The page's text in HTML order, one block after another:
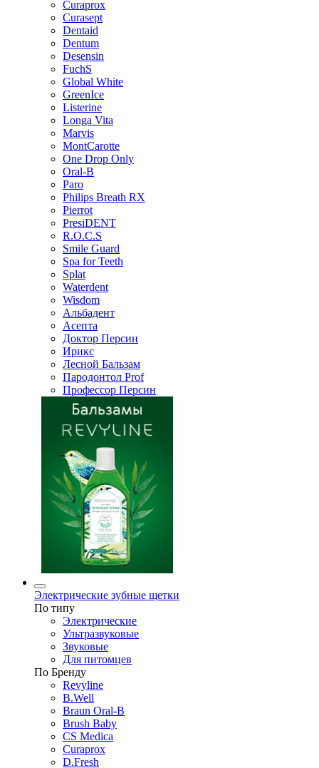
Curaprox
Curasept
Dentaid
Dentum
Desensin
FuchS
Global White
GreenIce
Listerine
Longa Vita
Marvis
MontCarotte
One Drop Only
Oral-B
Paro
Philips Breath RX
Pierrot
PresiDENT
R.O.C.S
Smile Guard
Spa for Teeth
Splat
Waterdent
Wisdom
Альбадент
Асепта
Доктор Персин
Ирикс
Лесной Бальзам
Пародонтол Prof
Профессор Персин
Электрические зубные щетки
По типу
Электрические
Ультразвуковые
Звуковые
Для питомцев
По Бренду
Revyline
B.Well
Braun Oral-B
Brush Baby
CS Medica
Curaprox
D.Fresh